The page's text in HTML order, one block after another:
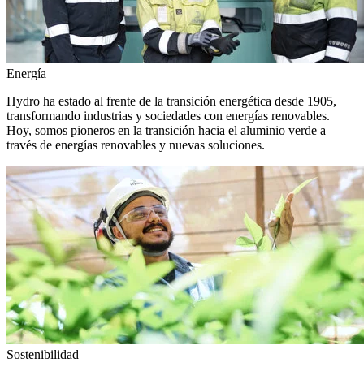
Energía
Hydro ha estado al frente de la transición energética desde 1905,
transformando industrias y sociedades con energías renovables.
Hoy, somos pioneros en la transición hacia el aluminio verde a
través de energías renovables y nuevas soluciones.
Sostenibilidad